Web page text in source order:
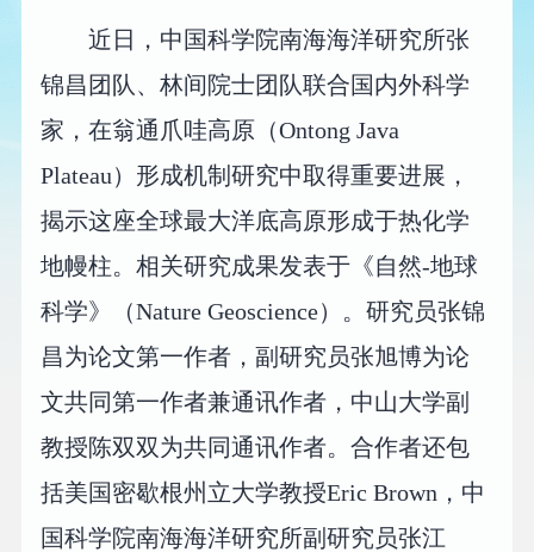
近日，中国科学院南海海洋研究所张
锦昌团队、林间院士团队联合国内外科学
家，在翁通爪哇高原（Ontong Java
Plateau）形成机制研究中取得重要进展，
揭示这座全球最大洋底高原形成于热化学
地幔柱。相关研究成果发表于《自然-地球
科学》（Nature Geoscience）。研究员张锦
昌为论文第一作者，副研究员张旭博为论
文共同第一作者兼通讯作者，中山大学副
教授陈双双为共同通讯作者。合作者还包
括美国密歇根州立大学教授Eric Brown，中
国科学院南海海洋研究所副研究员张江